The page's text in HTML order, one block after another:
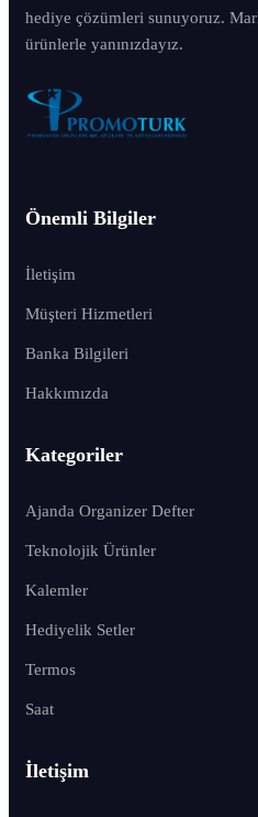
hediye çözümleri sunuyoruz.
ürünlerle yanınızdayız.
Önemli Bilgiler
İletişim
Müşteri Hizmetleri
Banka Bilgileri
Hakkımızda
Kategoriler
Ajanda Organizer Defter
Teknolojik Ürünler
Kalemler
Hediyelik Setler
Termos
Saat
İletişim